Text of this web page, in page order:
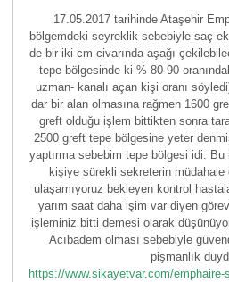
17.05.2017 tarihinde Ataşehir
bölgemdeki seyreklik sebebiyle saç
de bir iki cm civarında aşağı
tepe bölgesinde ki % 80-90
uzman- kanalı açan kişi oranı
dar bir alan olmasına rağmen 1600
greft olduğu işlem bittikten sonra
2500 greft tepe bölgesine yeter
yaptırma sebebim tepe bölgesi idi. Bu
kişiye sürekli sekreterin müdahale
ulaşamıyoruz bekleyen kontrol
yarım saat daha işim var diyen
işleminiz bitti demesi olarak
Acıbadem olması sebebiyle
pişmanlık
https://www.sikayetvar.com/